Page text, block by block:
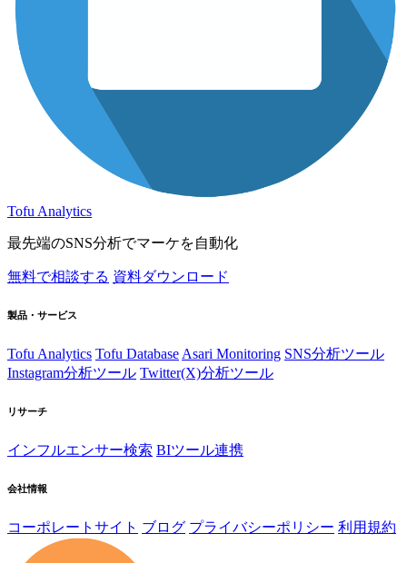
Tofu Analytics
最先端のSNS分析でマーケを自動化
無料で相談する 資料ダウンロード
製品・サービス
Tofu Analytics Tofu Database Asari Monitoring SNS分析ツール
Instagram分析ツール Twitter(X)分析ツール
リサーチ
インフルエンサー検索 BIツール連携
会社情報
コーポレートサイト ブログ プライバシーポリシー 利用規約